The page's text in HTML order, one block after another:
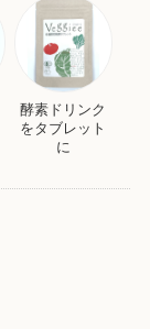
酵素ドリンク
をタブレット
に